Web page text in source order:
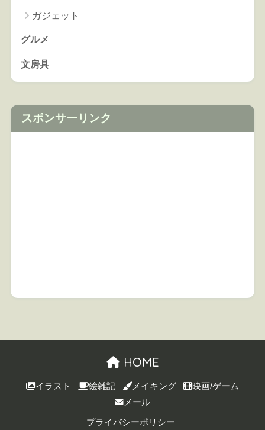
ガジェット
グルメ
文房具
スポンサーリンク
HOME
イラスト 絵雑記 メイキング
映画/ゲーム
メール
プライバシーポリシー